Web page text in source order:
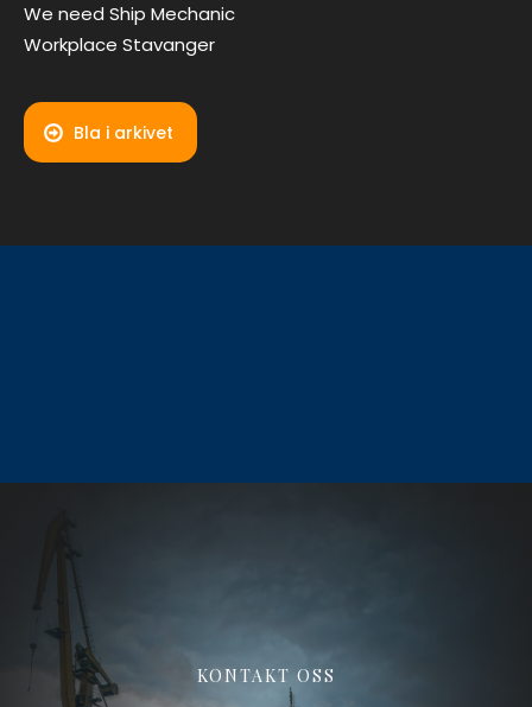
We need Ship Mechanic
Workplace Stavanger
Bla i arkivet
KONTAKT OSS